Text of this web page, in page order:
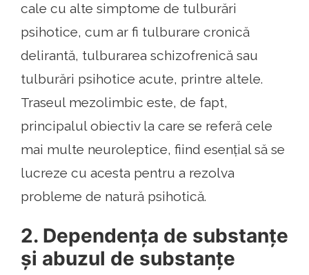
cale cu alte simptome de tulburări
psihotice, cum ar fi tulburare cronică
delirantă, tulburarea schizofrenică sau
tulburări psihotice acute, printre altele.
Traseul mezolimbic este, de fapt,
principalul obiectiv la care se referă cele
mai multe neuroleptice, fiind esențial să se
lucreze cu acesta pentru a rezolva
probleme de natură psihotică.
2. Dependența de substanțe
și abuzul de substanțe